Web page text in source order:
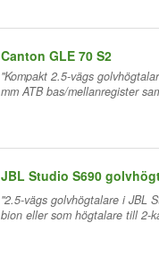
Canton GLE 70 S2
"Kompakt 2.5-vägs
mm ATB bas/mellanregister
JBL Studio S690
"2.5-vägs golvhögtalare i JBL
bion eller som högtalare till 2-